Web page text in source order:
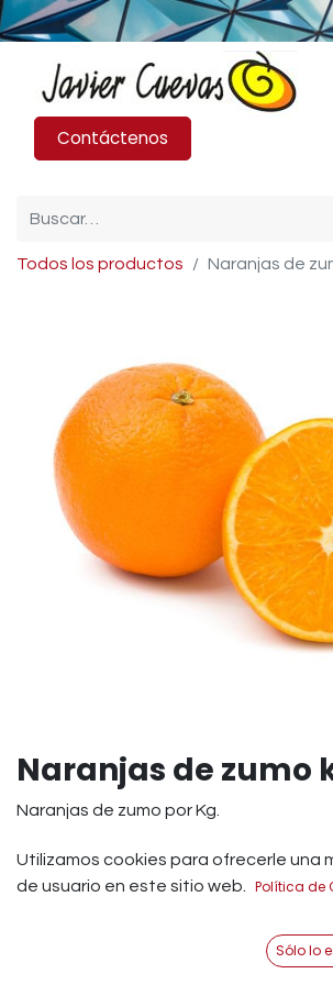
Contáctenos
Todos los productos Naranjas de
Naranjas de zumo
Naranjas de zumo por Kg.
variedad: valencia late.
beneficiosas para nuestra salud. Al
Utilizamos cookies para ofrecerle una
de usuario en este sitio web. Política de
Sólo lo